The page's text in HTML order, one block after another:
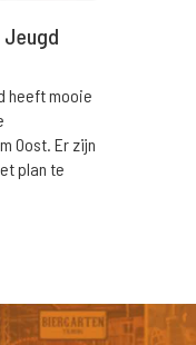
Jeugd
heeft mooie
Oost. Er zijn
plan te